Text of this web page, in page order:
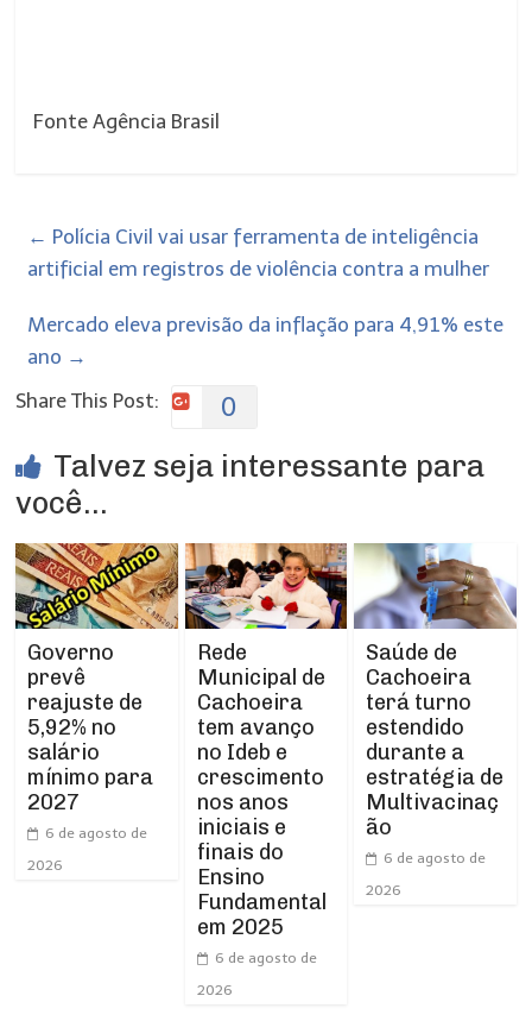
Fonte Agência Brasil
← Polícia Civil vai usar ferramenta de inteligência
artificial em registros de violência contra a mulher
Mercado eleva previsão da inflação para 4,91% este
ano →
Share This Post:
0
Talvez seja interessante para
você...
Governo
prevê
reajuste de
5,92% no
salário
mínimo para
2027
6 de agosto de
2026
Rede
Municipal de
Cachoeira
tem avanço
no Ideb e
crescimento
nos anos
iniciais e
finais do
Ensino
Fundamental
em 2025
6 de agosto de
2026
Saúde de
Cachoeira
terá turno
estendido
durante a
estratégia de
Multivacinaç
ão
6 de agosto de
2026